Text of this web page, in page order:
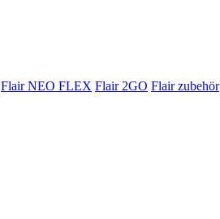
Flair NEO FLEX Flair 2GO Flair zubehör